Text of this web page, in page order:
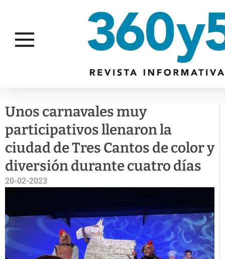
Unos carnavales muy
participativos llenaron la
ciudad de Tres Cantos de color y
diversión durante cuatro días
20-02-2023